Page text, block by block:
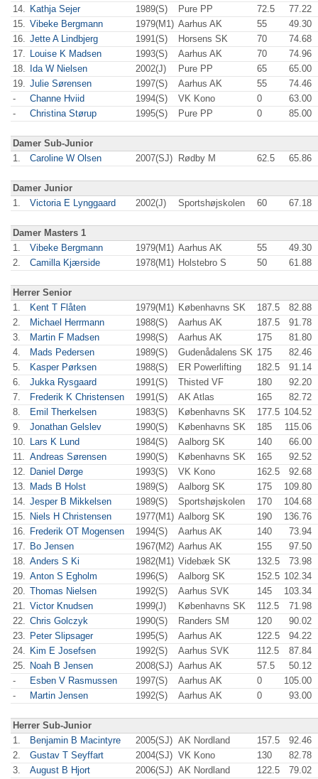
14. Kathja Sejer 1989(S) Pure PP 72.5
77.22
15. Vibeke Bergmann 1979(M1) Aarhus AK 55
49.30
16. Jette A Lindbjerg 1991(S) Horsens SK 70
74.68
17. Louise K Madsen 1993(S) Aarhus AK 70
74.96
18.
Ida W Nielsen 2002(J) Pure PP 65
65.00
19. Julie Sørensen 1997(S) Aarhus AK 55
74.46
-
Channe Hviid 1994(S) VK Kono 0
63.00
-
Christina Størup 1995(S) Pure PP 0 85.00
Damer Sub-Junior
1.
Caroline W Olsen 2007(SJ) Rødby M 62.5 65.86
Damer Junior
1.
Victoria E Lynggaard 2002(J) Sportshøjskolen 60 67.18
Damer Masters 1
1.
Vibeke Bergmann 1979(M1) Aarhus AK 55
49.30
2.
Camilla Kjærside 1978(M1) Holstebro S 50 61.88
Herrer Senior
1.
Kent T Flåten 1979(M1) Københavns SK 187.5
82.88
2.
Michael Herrmann 1988(S) Aarhus AK 187.5
91.78
3.
Martin F Madsen 1998(S) Aarhus AK 175
81.80
4.
Mads Pedersen 1989(S) Gudenådalens SK 175
82.46
5.
Kasper Pørksen 1988(S) ER Powerlifting 182.5
91.14
6.
Jukka Rysgaard 1991(S) Thisted VF 180
92.20
7.
Frederik K Christensen 1991(S) AK Atlas 165
82.72
8.
Emil Therkelsen 1983(S) Københavns SK 177.5 104.52
9.
Jonathan Gelslev 1990(S) Københavns SK 185
115.06
10. Lars K Lund 1984(S) Aalborg SK 140
66.00
11. Andreas Sørensen 1990(S) Københavns SK 165
92.52
12. Daniel Dørge 1993(S) VK Kono 162.5
92.68
13. Mads B Holst 1989(S) Aalborg SK 175
109.80
14. Jesper B Mikkelsen 1989(S) Sportshøjskolen 170
104.68
15. Niels H Christensen 1977(M1) Aalborg SK 190
136.76
16. Frederik OT Mogensen 1994(S) Aarhus AK 140
73.94
17. Bo Jensen 1967(M2) Aarhus AK 155
97.50
18. Anders S Ki 1982(M1) Videbæk SK 132.5
73.98
19. Anton S Egholm 1996(S) Aalborg SK 152.5 102.34
20. Thomas Nielsen 1992(S) Aarhus SVK 145
103.34
21. Victor Knudsen 1999(J) Københavns SK 112.5
71.98
22. Chris Golczyk 1990(S) Randers SM 120
90.02
23. Peter Slipsager 1995(S) Aarhus AK 122.5
94.22
24. Kim E Josefsen 1992(S) Aarhus SVK 112.5
87.84
25. Noah B Jensen 2008(SJ) Aarhus AK 57.5
50.12
-
Esben V Rasmussen 1997(S) Aarhus AK 0
105.00
-
Martin Jensen 1992(S) Aarhus AK 0 93.00
Herrer Sub-Junior
1.
Benjamin B Macintyre 2005(SJ) AK Nordland 157.5
92.46
2.
Gustav T Seyffart 2004(SJ) VK Kono 130
82.78
3.
August B Hjort 2006(SJ) AK Nordland 122.5
79.02